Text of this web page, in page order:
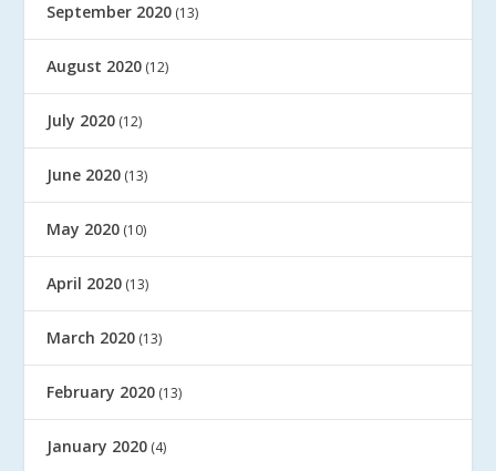
September 2020 (13)
August 2020 (12)
July 2020 (12)
June 2020 (13)
May 2020 (10)
April 2020 (13)
March 2020 (13)
February 2020 (13)
January 2020 (4)